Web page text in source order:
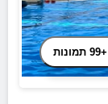
+99 תמונות